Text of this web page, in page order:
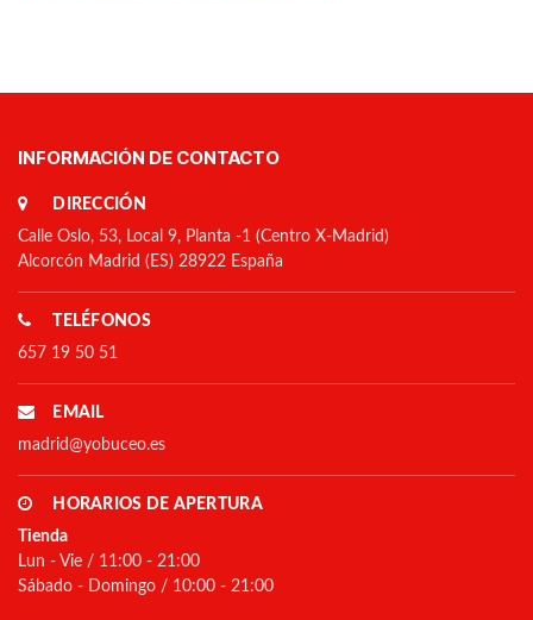
INFORMACIÓN DE CONTACTO
DIRECCIÓN
Calle Oslo, 53, Local 9, Planta -1 (Centro X-Madrid)
Alcorcón Madrid (ES) 28922 España
TELÉFONOS
657 19 50 51
EMAIL
madrid@yobuceo.es
HORARIOS DE APERTURA
Tienda
Lun - Vie / 11:00 - 21:00
Sábado - Domingo / 10:00 - 21:00